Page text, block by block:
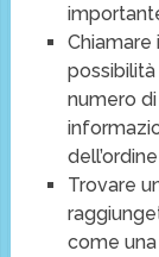
numero
Trovare
come